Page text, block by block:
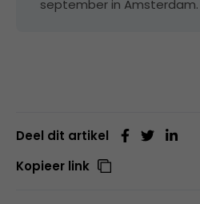
september in Amsterdam.
Deel dit artikel
Kopieer link